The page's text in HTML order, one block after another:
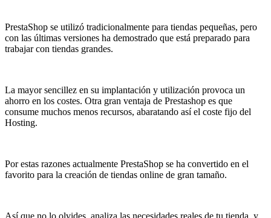
PrestaShop se utilizó tradicionalmente para tiendas pequeñas, pero
con las últimas versiones ha demostrado que está preparado para
trabajar con tiendas grandes.
La mayor sencillez en su implantación y utilización provoca un
ahorro en los costes. Otra gran ventaja de Prestashop es que
consume muchos menos recursos, abaratando así el coste fijo del
Hosting.
Por estas razones actualmente PrestaShop se ha convertido en el
favorito para la creación de tiendas online de gran tamaño.